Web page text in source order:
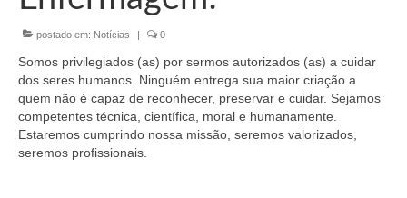
Conselheiros e Diretoria
Câmaras Técnicas
Carta de Serviços ao Cidadão
Governança
postado em: Notícias | 0
Somos privilegiados (as) por sermos autorizados (as) a cuidar
dos seres humanos. Ninguém entrega sua maior criação a
quem não é capaz de reconhecer, preservar e cuidar. Sejamos
competentes técnica, científica, moral e humanamente.
Estaremos cumprindo nossa missão, seremos valorizados,
seremos profissionais.